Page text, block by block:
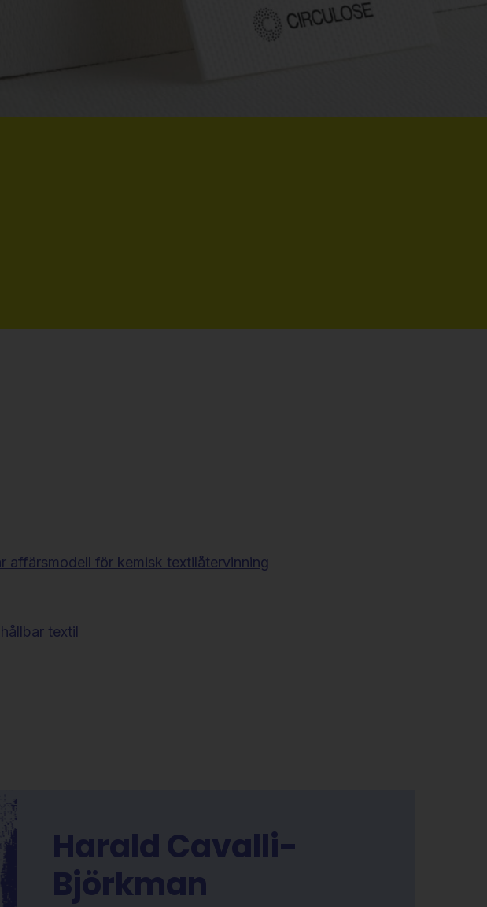
affärsmodell för kemisk textilåtervinning
textil
Harald Cavalli-
Björkman